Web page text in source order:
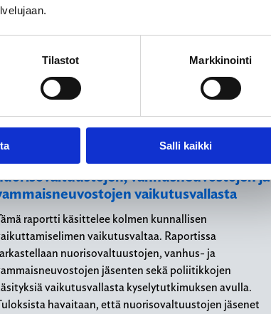
Tilastot Markkinointi
Salli kaikki
Jutta Pulkki
23.01.2023
vaikuttamiselimet ja
monet puolet – tutkimus
vanhusneuvostojen ja
vaikutusvallasta
raportti käsittelee kolmen kunnallisen
vaikutusvaltaa. Raportissa
nuorisovaltuustojen, vanhus- ja
jäsenten sekä poliitikkojen
vaikutusvallasta kyselytutkimuksen avulla.
havaitaan, että nuorisovaltuustojen jäsenet